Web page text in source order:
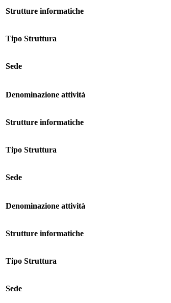
Strutture informatiche
Tipo Struttura
Sede
Denominazione attività
Strutture informatiche
Tipo Struttura
Sede
Denominazione attività
Strutture informatiche
Tipo Struttura
Sede